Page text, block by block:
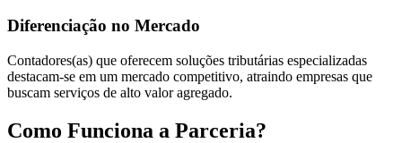
Diferenciação no Mercado
Contadores(as) que oferecem soluções tributárias especializadas
destacam-se em um mercado competitivo, atraindo empresas que
buscam serviços de alto valor agregado​​.
Como Funciona a Parceria?